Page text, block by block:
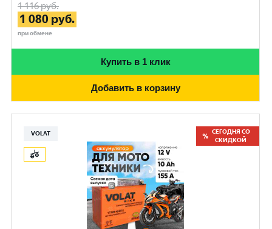
1 116руб.
1 080 руб.
при обмене
Купить в 1 клик
Добавить в корзину
VOLAT
СЕГОДНЯ СО
СКИДКОЙ